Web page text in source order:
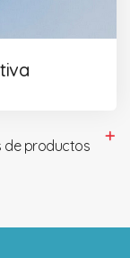
de productos